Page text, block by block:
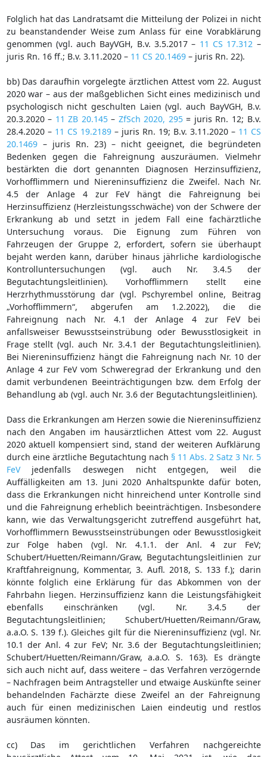
Folglich hat das Landratsamt die Mitteilung der Polizei in nicht
zu beanstandender Weise zum Anlass für eine Vorabklärung
genommen (vgl. auch BayVGH, B.v. 3.5.2017 – 11 CS 17.312 –
juris Rn. 16 ff.; B.v. 3.11.2020 – 11 CS 20.1469– juris Rn. 22).
bb) Das daraufhin vorgelegte ärztlichen Attest vom 22. August
2020 war – aus der maßgeblichen Sicht eines medizinisch und
psychologisch nicht geschulten Laien (vgl. auch BayVGH, B.v.
20.3.2020 – 11 ZB 20.145– ZfSch 2020, 295= juris Rn. 12; B.v.
28.4.2020 – 11 CS 19.2189– juris Rn. 19; B.v. 3.11.2020 – 11 CS
20.1469– juris Rn. 23) – nicht geeignet, die begründeten
Bedenken gegen die Fahreignung auszuräumen. Vielmehr
bestärkten die dort genannten Diagnosen Herzinsuffizienz,
Vorhofflimmern und Niereninsuffizienz die Zweifel. Nach Nr.
4.5 der Anlage 4 zur FeV hängt die Fahreignung bei
Herzinsuffizienz (Herzleistungsschwäche) von der Schwere der
Erkrankung ab und setzt in jedem Fall eine fachärztliche
Untersuchung voraus. Die Eignung zum Führen von
Fahrzeugen der Gruppe 2, erfordert, sofern sie überhaupt
bejaht werden kann, darüber hinaus jährliche kardiologische
Kontrolluntersuchungen (vgl. auch Nr. 3.4.5 der
Begutachtungsleitlinien). Vorhofflimmern stellt eine
Herzrhythmusstörung dar (vgl. Pschyrembel online, Beitrag
„Vorhofflimmern“, abgerufen am 1.2.2022), die die
Fahreignung nach Nr. 4.1 der Anlage 4 zur FeV bei
anfallsweiser Bewusstseinstrübung oder Bewusstlosigkeit in
Frage stellt (vgl. auch Nr. 3.4.1 der Begutachtungsleitlinien).
Bei Niereninsuffizienz hängt die Fahreignung nach Nr. 10 der
Anlage 4 zur FeV vom Schweregrad der Erkrankung und den
damit verbundenen Beeinträchtigungen bzw. dem Erfolg der
Behandlung ab (vgl. auch Nr. 3.6 der Begutachtungsleitlinien).
Dass die Erkrankungen am Herzen sowie die Niereninsuffizienz
nach den Angaben im hausärztlichen Attest vom 22. August
2020 aktuell kompensiert sind, stand der weiteren Aufklärung
durch eine ärztliche Begutachtung nach § 11 Abs. 2 Satz 3 Nr. 5
FeVjedenfalls deswegen nicht entgegen, weil die
Auffälligkeiten am 13. Juni 2020 Anhaltspunkte dafür boten,
dass die Erkrankungen nicht hinreichend unter Kontrolle sind
und die Fahreignung erheblich beeinträchtigen. Insbesondere
kann, wie das Verwaltungsgericht zutreffend ausgeführt hat,
Vorhofflimmern Bewusstseinstrübungen oder Bewusstlosigkeit
zur Folge haben (vgl. Nr. 4.1.1. der Anl. 4 zur FeV;
Schubert/Huetten/Reimann/Graw, Begutachtungsleitlinien zur
Kraftfahreignung, Kommentar, 3. Aufl. 2018, S. 133 f.); darin
könnte folglich eine Erklärung für das Abkommen von der
Fahrbahn liegen. Herzinsuffizienz kann die Leistungsfähigkeit
ebenfalls einschränken (vgl. Nr. 3.4.5 der
Begutachtungsleitlinien; Schubert/Huetten/Reimann/Graw,
a.a.O. S. 139 f.). Gleiches gilt für die Niereninsuffizienz (vgl. Nr.
10.1 der Anl. 4 zur FeV; Nr. 3.6 der Begutachtungsleitlinien;
Schubert/Huetten/Reimann/Graw, a.a.O. S. 163). Es drängte
sich auch nicht auf, dass weitere – das Verfahren verzögernde
– Nachfragen beim Antragsteller und etwaige Auskünfte seiner
behandelnden Fachärzte diese Zweifel an der Fahreignung
auch für einen medizinischen Laien eindeutig und restlos
ausräumen könnten.
cc) Das im gerichtlichen Verfahren nachgereichte